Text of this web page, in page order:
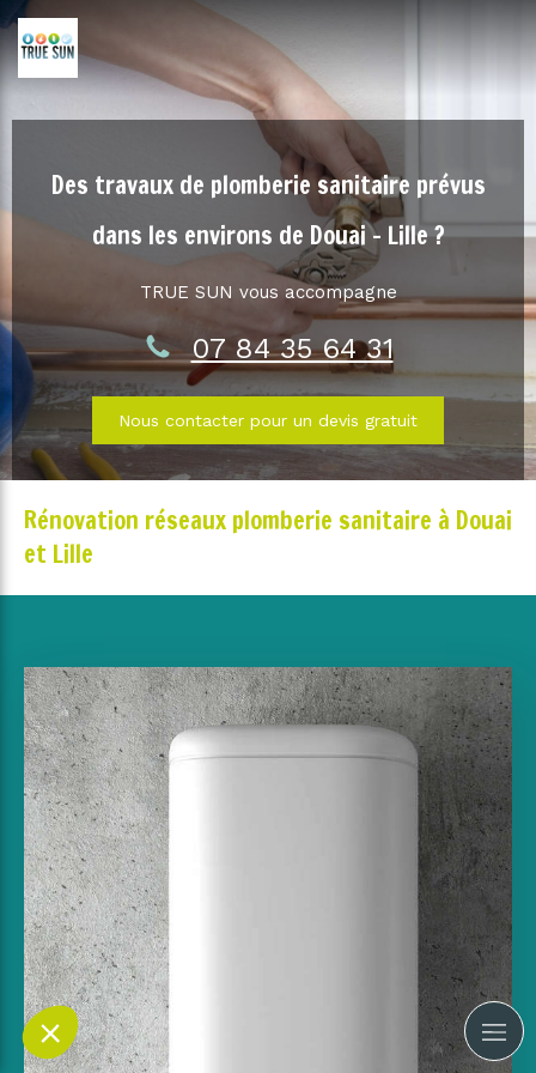
Des travaux de plomberie sanitaire prévus
dans les environs de Douai - Lille ?
TRUE SUN vous accompagne
07 84 35 64 31
Nous contacter pour un devis gratuit
Rénovation réseaux plomberie sanitaire à Douai
et Lille